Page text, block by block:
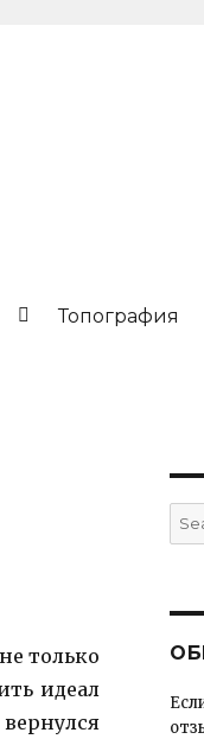
Топография
только
идеал
for: